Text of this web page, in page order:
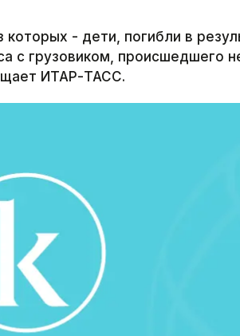
- дети, погибли в
с грузовиком, происшедшего
ИТАР-ТАСС.